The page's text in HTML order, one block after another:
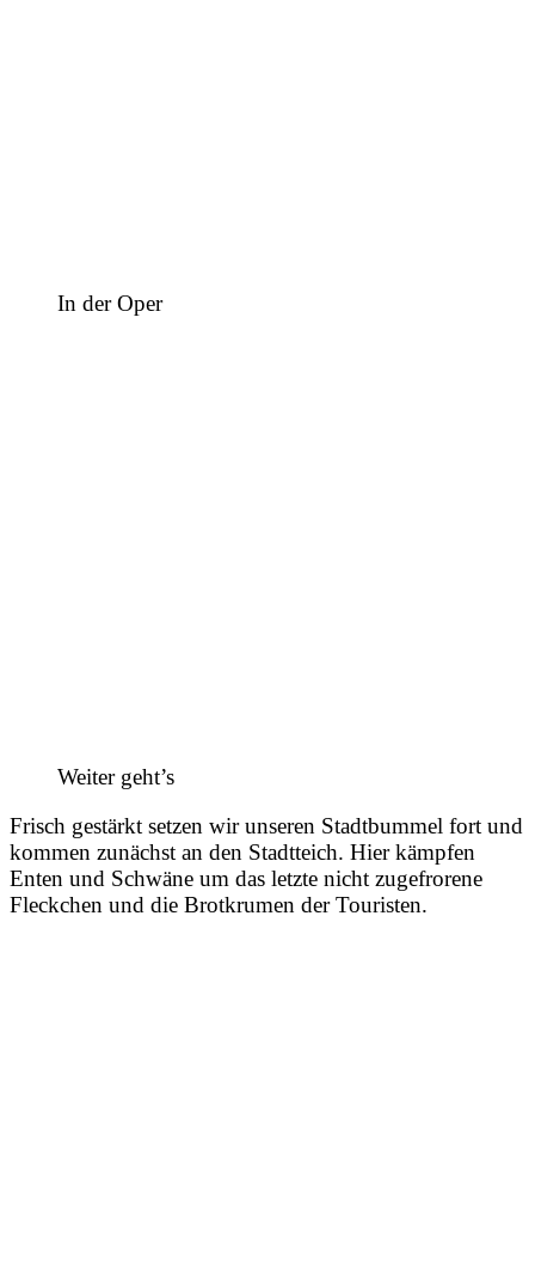
In der Oper
Weiter geht’s
Frisch gestärkt setzen wir unseren Stadtbummel fort und
kommen zunächst an den Stadtteich. Hier kämpfen
Enten und Schwäne um das letzte nicht zugefrorene
Fleckchen und die Brotkrumen der Touristen.